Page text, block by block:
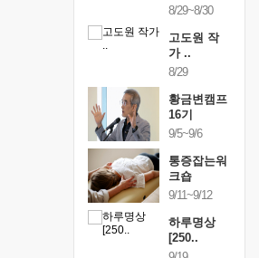
8/29~8/30
고도원 작
가 ..
8/29
황금변캠프
16기
9/5~9/6
통증잡는워
크숍
9/11~9/12
하루명상
[250..